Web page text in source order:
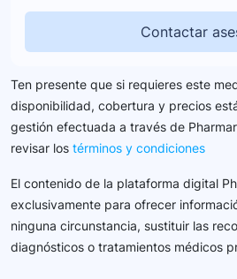
Contactar
Ten presente que si requieres este
disponibilidad, cobertura y precios
gestión efectuada a través de
revisar los términos y condiciones
El contenido de la plataforma digital
exclusivamente para ofrecer
ninguna circunstancia, sustituir las
diagnósticos o tratamientos médicos